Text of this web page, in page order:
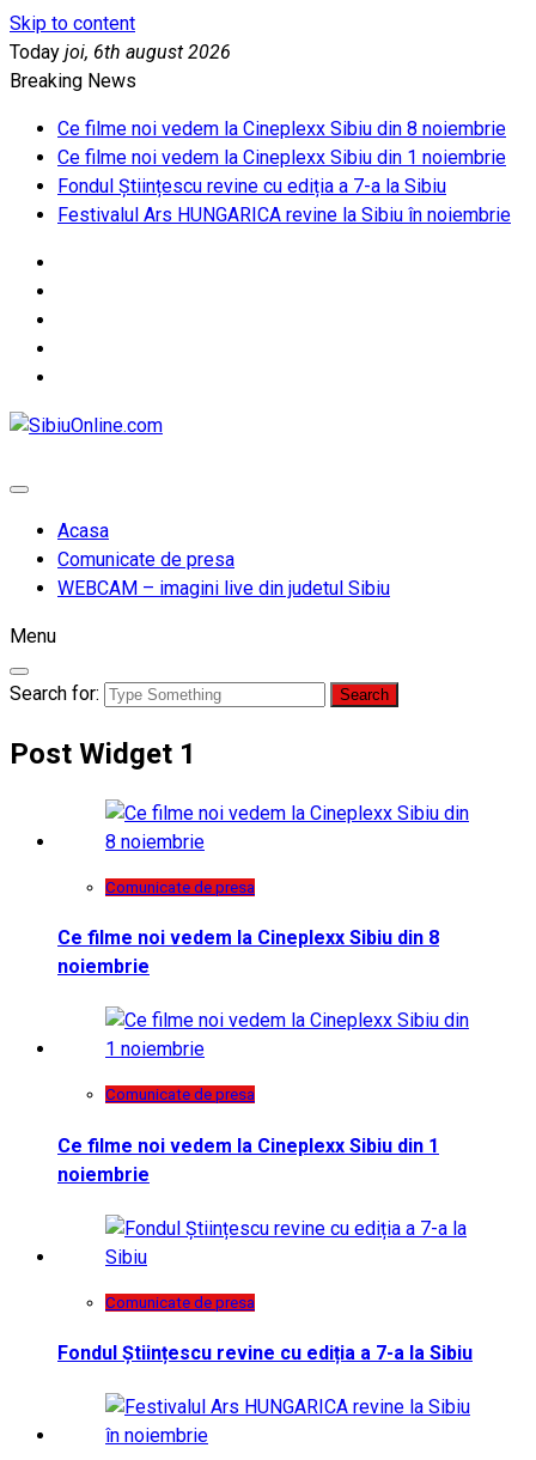
Skip to content
Today joi, 6th august 2026
Breaking News
Ce filme noi vedem la Cineplexx Sibiu din 8 noiembrie
Ce filme noi vedem la Cineplexx Sibiu din 1 noiembrie
Fondul Științescu revine cu ediția a 7-a la Sibiu
Festivalul Ars HUNGARICA revine la Sibiu în noiembrie
Acasa
Comunicate de presa
WEBCAM – imagini live din judetul Sibiu
Menu
Search for:
Post Widget 1
Comunicate de presa
Ce filme noi vedem la Cineplexx Sibiu din 8
noiembrie
Comunicate de presa
Ce filme noi vedem la Cineplexx Sibiu din 1
noiembrie
Comunicate de presa
Fondul Științescu revine cu ediția a 7-a la Sibiu